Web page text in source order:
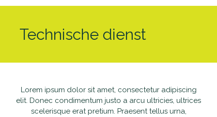
Waarom Scootmobielactief
Onderhoud en reparatie
Producten
Technische dienst
Lorem ipsum dolor sit amet, consectetur adipiscing
elit. Donec condimentum justo a arcu ultricies, ultrices
scelerisque erat pretium. Praesent tellus urna,